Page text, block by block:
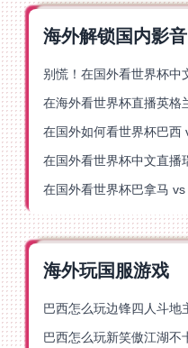
海外解锁国内影音
海外玩国服游戏